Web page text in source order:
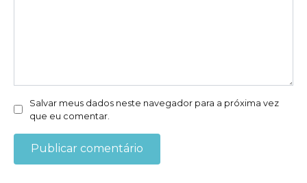
Salvar meus dados neste navegador para a próxima vez
que eu comentar.